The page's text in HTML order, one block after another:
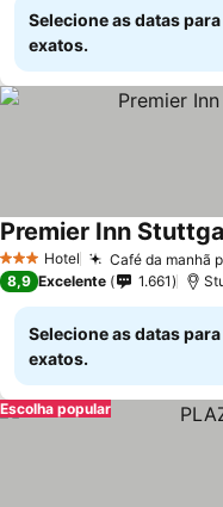
Selecione as datas
exatos.
3 EstrelasHotel Café da manhã
Premier Inn
8,9 Excelente 1.661
Selecione as datas
exatos.
Escolha popular